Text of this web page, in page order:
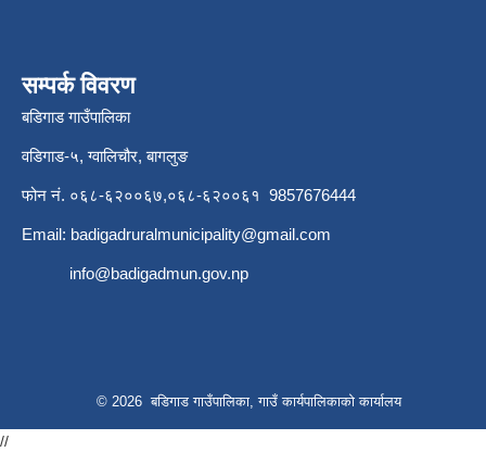
सम्पर्क विवरण
बडिगाड गाउँपालिका
वडिगाड-५, ग्वालिचौर, बागलुङ
फोन नं. ०६८-६२००६७,०६८-६२००६१ 9857676444
Email: badigadruralmunicipality@gmail.com
info@badigadmun.gov.np
© 2026 बडिगाड गाउँपालिका, गाउँ कार्यपालिकाको कार्यालय
//